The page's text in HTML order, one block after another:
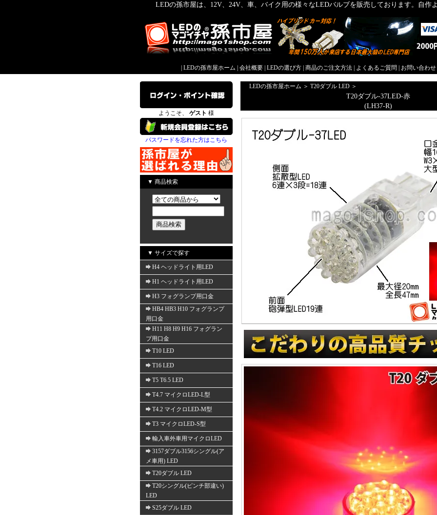
LEDの孫市屋は、12V、24V、車、バイク用の様々なLEDバルブを販売しております。自作
LEDの孫市屋ホーム 会社概要 LEDの選び方 商品のご注文方法 よくあるご質問 お問い合わせ
ようこそ、 ゲスト 様
パスワードを忘れた方はこちら
▼ 商品検索
▼ サイズで探す
H4 ヘッドライト用LED
H1 ヘッドライト用LED
H3 フォグランプ用口金
HB4 HB3 H10 フォグランプ
用口金
H11 H8 H9 H16 フォグラン
プ用口金
T10 LED
T16 LED
T5 T6.5 LED
T4.7 マイクロLED-L型
T4.2 マイクロLED-M型
T3 マイクロLED-S型
輸入車外車用マイクロLED
3157ダブル3156シングル(ア
メ車用) LED
T20ダブル LED
T20シングル(ピンチ部違い)
LED
S25ダブル LED
LEDの孫市屋ホーム ＞ T20ダブル LED ＞
T20ダブル-37LED-赤
(LH37-R)